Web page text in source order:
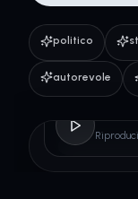
politico
autorevole